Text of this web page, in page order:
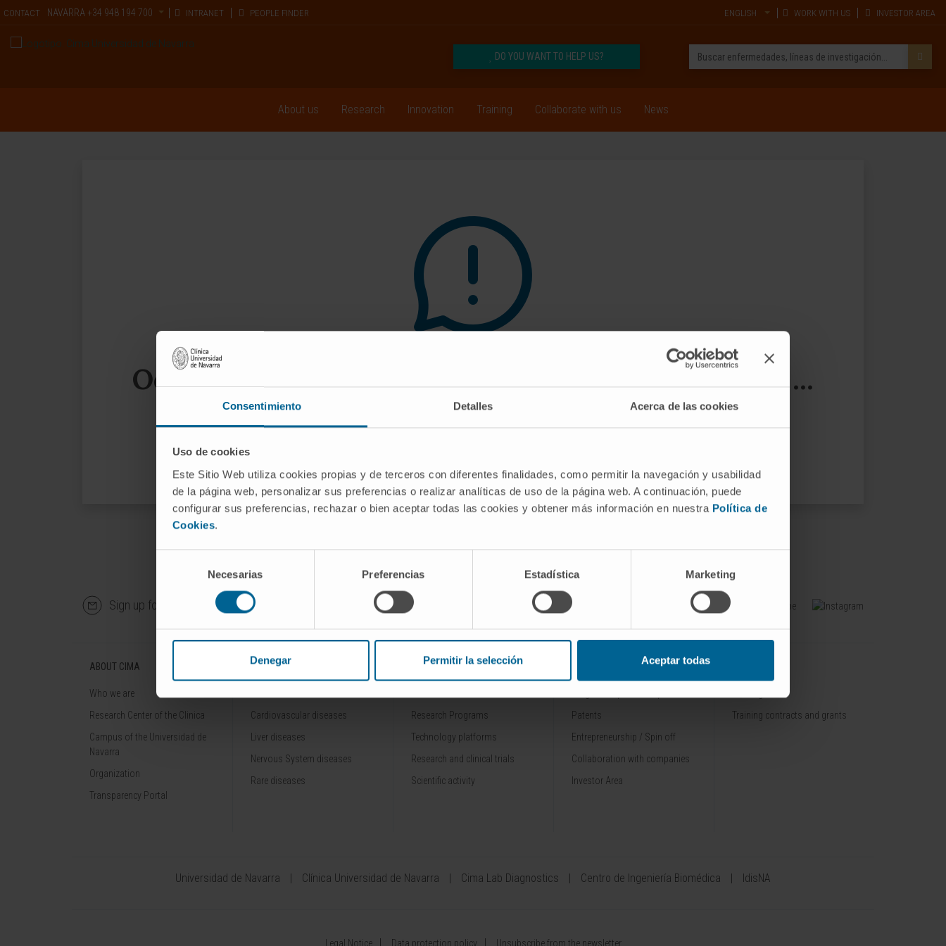
Consentimiento Detalles Acerca de las cookies
Uso de cookies
Este Sitio Web utiliza cookies propias y de terceros con diferentes finalidades, como permitir la navegación y usabilidad
de la página web, personalizar sus preferencias o realizar analíticas de uso de la página web. A continuación, puede
configurar sus preferencias, rechazar o bien aceptar todas las cookies y obtener más información en nuestra Política de
Cookies.
consentimiento
Necesarias Preferencias Estadística Marketing
Denegar Permitir la selección Aceptar todas
CONTACT NAVARRA +34 948 194 700 INTRANET PEOPLE FINDER ENGLISH WORK WITH US INVESTOR AREA
DO YOU WANT TO HELP US?
About us Research Innovation Training Collaborate with us News
Oops, the page you are looking for does not exist ...
Sign up for our newsletter Follow us
ABOUT CIMA
Who we are
Research Center of the Clinica
Campus of the Universidad de
Navarra
Organization
Transparency Portal
DISEASES
Cardiovascular diseases
Liver diseases
Nervous System diseases
Rare diseases
RESEARCH
Research Programs
Technology platforms
Research and clinical trials
Scientific activity
Patents
Entrepreneurship / Spin off
Collaboration with companies
Investor Area
Training contracts and grants
Universidad de Navarra Clínica Universidad de Navarra Cima Lab Diagnostics Centro de Ingeniería Biomédica IdisNA
Legal Notice Data protection policy Unsubscribe from the newsletter